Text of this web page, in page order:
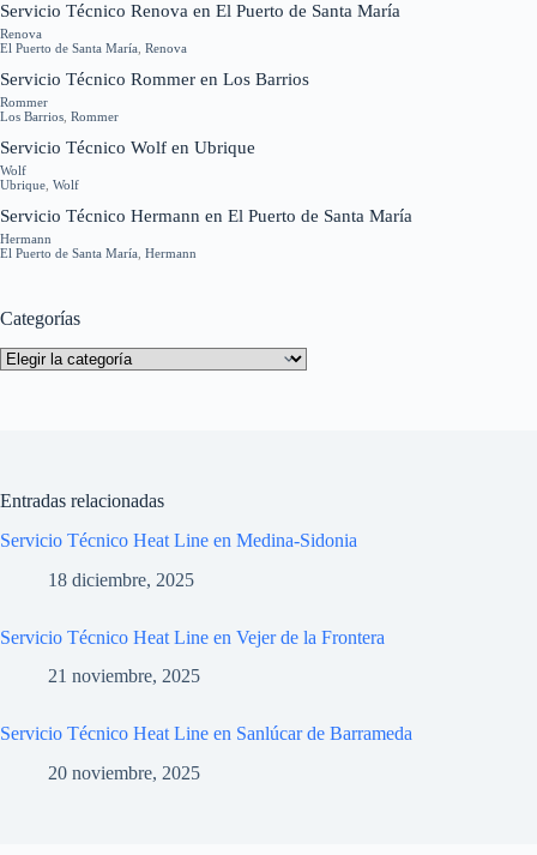
Servicio Técnico Renova en El Puerto de Santa María
Renova
El Puerto de Santa María Renova
Servicio Técnico Rommer en Los Barrios
Rommer
Los Barrios Rommer
Servicio Técnico Wolf en Ubrique
Wolf
Ubrique Wolf
Servicio Técnico Hermann en El Puerto de Santa María
Hermann
El Puerto de Santa María Hermann
Categorías
Categorías
Entradas relacionadas
Servicio Técnico Heat Line en Medina-Sidonia
18 diciembre, 2025
Servicio Técnico Heat Line en Vejer de la Frontera
21 noviembre, 2025
Servicio Técnico Heat Line en Sanlúcar de Barrameda
20 noviembre, 2025